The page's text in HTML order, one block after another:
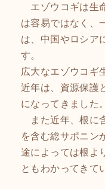
エゾウコギは生
は容易ではなく、
は、中国やロシア
す。
広大なエゾウコギ
近年は、資源保護
になってきました。
また近年、根に
を含む総サポニン
途によっては根よ
ともわかってきて